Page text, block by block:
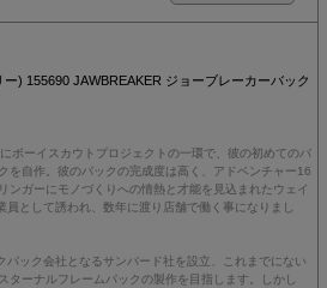
) 155690 JAWBREAKER ジョーブレーカーバック
ボーイスカウトプロジェクトの一環で、彼の初めてのバ
を自作。彼のパックの完成度は高く、アドベンチャー16
ンガーにモノづくりへの情熱と才能を見込まれたウェイ
として誘われ、数年に渡り店舗で働く事になりまし
パック会社となるサンバード社を設立、これまでにない
ターナルフレームパックの製作を目指します。しかし